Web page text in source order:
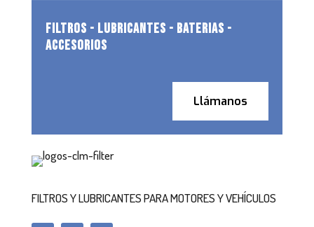
FILTROS - LUBRICANTES - BATERIAS -
ACCESORIOS
Llámanos
FILTROS Y LUBRICANTES PARA MOTORES Y VEHÍCULOS